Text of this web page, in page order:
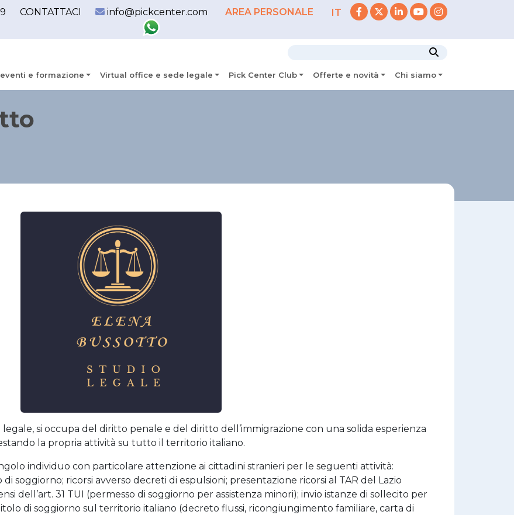
CONTATTACI info@pickcenter.com AREA PERSONALE IT
e formazione Virtual office e sede legale Pick Center Club Offerte e novità Chi siamo
legale, si occupa del diritto penale e del diritto dell’immigrazione con una solida esperienza
la propria attività su tutto il territorio italiano.
individuo con particolare attenzione ai cittadini stranieri per le seguenti attività:
soggiorno; ricorsi avverso decreti di espulsioni; presentazione ricorsi al TAR del Lazio
dell’art. 31 TUI (permesso di soggiorno per assistenza minori); invio istanze di sollecito per
di soggiorno sul territorio italiano (decreto flussi, ricongiungimento familiare, carta di